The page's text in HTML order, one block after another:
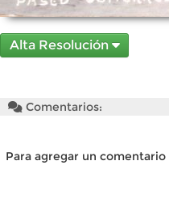
Alta Resolución
Comentarios:
Para agregar un comentario